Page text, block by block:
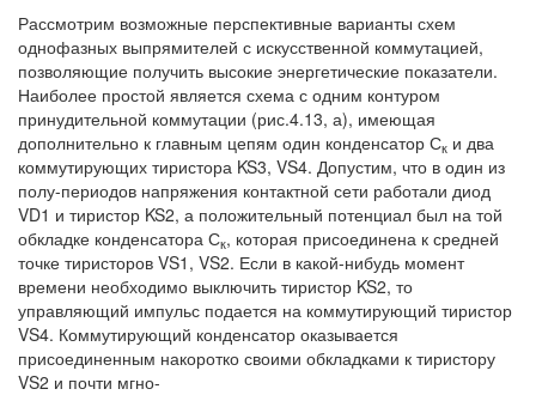
Рассмотрим возможные перспективные варианты схем
однофазных выпрямителей с искусственной коммутацией,
позволяющие получить высокие энергетические показатели.
Наиболее простой является схема с одним контуром
принудительной коммутации (рис.4.13, а), имеющая
дополнительно к главным цепям один конденсатор Ск и два
коммутирующих тиристора KS3, VS4. Допустим, что в один из
полу-периодов напряжения контактной сети работали диод
VD1 и тиристор KS2, а положительный потенциал был на той
обкладке конденсатора Ск, которая присоединена к средней
точке тиристоров VS1, VS2. Если в какой-нибудь момент
времени необходимо выключить тиристор KS2, то
управляющий импульс подается на коммутирующий тиристор
VS4. Коммутирующий конденсатор оказывается
присоединенным накоротко своими обкладками к тиристору
VS2 и почти мгно-